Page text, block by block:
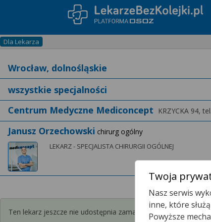
Dla Lekarza
Centrum Medyczne Mediconcept KRZYCKA 94, tel.
Janusz Orzechowski chirurg ogólny
LEKARZ - SPECJALISTA CHIRURGII OGÓLNEJ
Ten lekarz jeszcze nie udostępnia zamawiania recept przez
Twoja
Nasz serwis
inne, które
Powyższe